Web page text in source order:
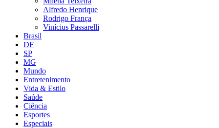
Alfredo Henrique
Rodrigo França
Vinícius Passarelli
Brasil
DF
SP
MG
Mundo
Entretenimento
Vida & Estilo
Saúde
Ciência
Esportes
Especiais